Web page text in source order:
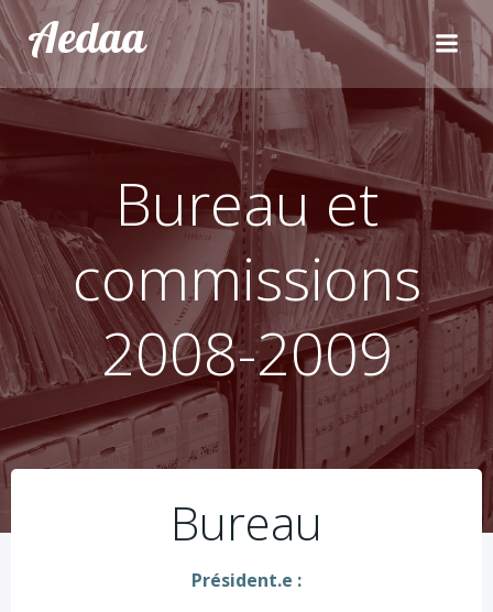
Aller
au
contenu
Aedaa
Bureau et
commissions
2008-2009
Bureau
Président.e :